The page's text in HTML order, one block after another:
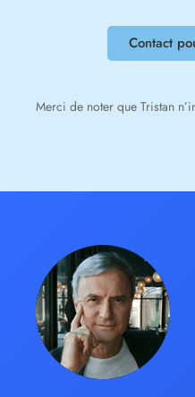
Contact
Merci de noter que Tristan